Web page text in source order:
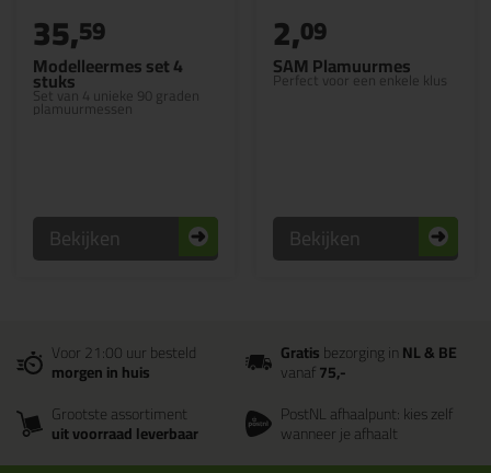
Modelleermes set 4
stuks
Set van 4 unieke 90 graden
plamuurmessen
35,59
Bekijken
SAM Plamuurmes
Perfect voor een enkele klus
2,09
Bekijken
Voor 21:00 uur besteld
morgen in huis
Gratisbezorging inNL & BE
vanaf75,-
Grootste assortiment
uit voorraad leverbaar
PostNL afhaalpunt: kies zelf
wanneer je afhaalt